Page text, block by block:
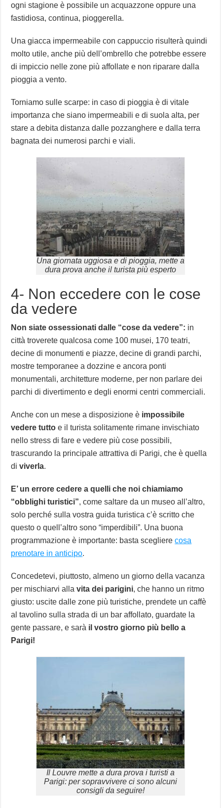
ogni stagione è possibile un acquazzone oppure una
fastidiosa, continua, pioggerella.
Una giacca impermeabile con cappuccio risulterà quindi
molto utile, anche più dell’ombrello che potrebbe essere
di impiccio nelle zone più affollate e non riparare dalla
pioggia a vento.
Torniamo sulle scarpe: in caso di pioggia è di vitale
importanza che siano impermeabili e di suola alta, per
stare a debita distanza dalle pozzanghere e dalla terra
bagnata dei numerosi parchi e viali.
Una giornata uggiosa e di pioggia, mette a
dura prova anche il turista più esperto
4- Non eccedere con le cose
da vedere
Non siate ossessionati dalle “cose da vedere”: in
città troverete qualcosa come 100 musei, 170 teatri,
decine di monumenti e piazze, decine di grandi parchi,
mostre temporanee a dozzine e ancora ponti
monumentali, architetture moderne, per non parlare dei
parchi di divertimento e degli enormi centri commerciali.
Anche con un mese a disposizione è impossibile
vedere tutto e il turista solitamente rimane invischiato
nello stress di fare e vedere più cose possibili,
trascurando la principale attrattiva di Parigi, che è quella
diviverla.
E’ un errore cedere a quelli che noi chiamiamo
“obblighi turistici”, come saltare da un museo all’altro,
solo perché sulla vostra guida turistica c’è scritto che
questo o quell’altro sono “imperdibili”. Una buona
programmazione è importante: basta sceglierecosa
prenotare in anticipo.
Concedetevi, piuttosto, almeno un giorno della vacanza
per mischiarvi allavita dei parigini, che hanno un ritmo
giusto: uscite dalle zone più turistiche, prendete un caffè
al tavolino sulla strada di un bar affollato, guardate la
gente passare, e sarà il vostro giorno più bello a
Parigi!
Il Louvre mette a dura prova i turisti a
Parigi: per sopravvivere ci sono alcuni
consigli da seguire!